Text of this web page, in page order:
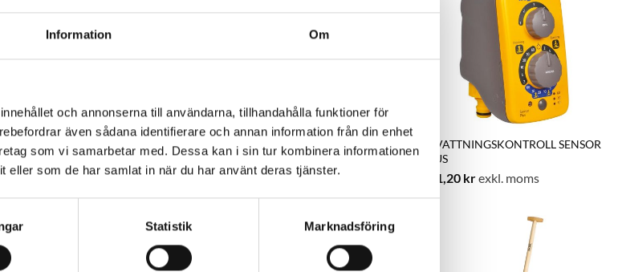
Information Om
och annonserna till användarna, tillhandahålla funktioner för
även sådana identifierare och annan information från din enhet
som vi samarbetar med. Dessa kan i sin tur kombinera informationen
eller som de har samlat in när du har använt deras tjänster.
Statistik Marknadsföring
SLUT I LAGER
BEVATTNINGSKONTROLL SELECT
PLUS
711,20 krexkl. moms
BEVATTNINGSKONTROLL SENSOR
460kr exkl. moms
BEVATTNINGSKONTROLL SENSOR
PLUS
551,20 krexkl. moms